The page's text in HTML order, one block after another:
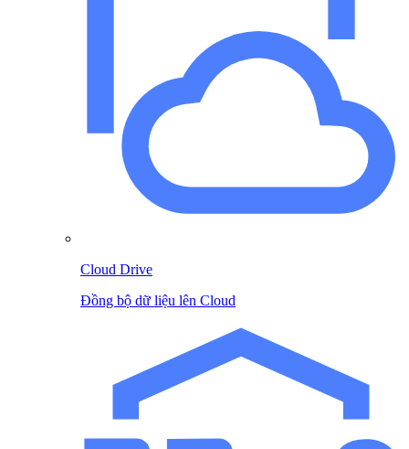
Cloud Drive
Đồng bộ dữ liệu lên Cloud